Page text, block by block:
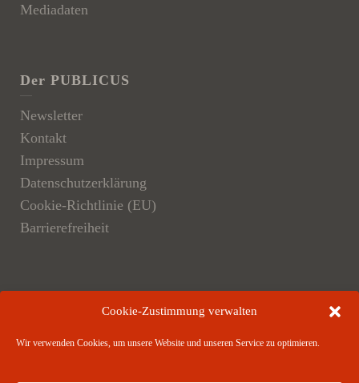
Cookie-Zustimmung verwalten
Wir verwenden Cookies, um unsere Website und unseren Service zu optimieren.
Mediadaten
Der PUBLICUS
Newsletter
Kontakt
Impressum
Datenschutzerklärung
Cookie-Richtlinie (EU)
Barrierefreiheit